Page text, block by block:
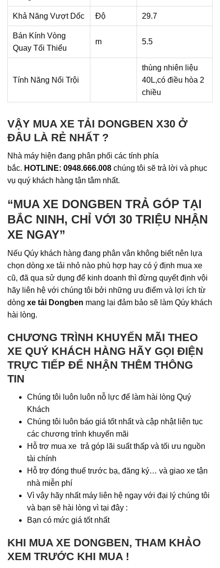
Khả Năng Vượt Dốc Độ 29.7
Bán Kính Vòng
Quay Tối Thiểu
m 5.5
Tính Năng Nổi Trội
thùng nhiên liệu
40L,có điều hòa 2
chiều
VẬY MUA XE TẢI DONGBEN X30 Ở
ĐÂU LÀ RẺ NHẤT ?
Nhà máy hiện đang phân phối các tính phía
bắc. HOTLINE: 0948.666.008 chúng tôi sẽ trả lời và phục
vụ quý khách hàng tận tâm nhất.
“MUA XE DONGBEN TRẢ GÓP TẠI
BẮC NINH, CHỈ VỚI 30 TRIỆU NHẬN
XE NGAY”
Nếu Qúy khách hàng đang phân vân không biết nên lựa
chọn dòng xe tải nhỏ nào phù hợp hay có ý định mua xe
cũ, đã qua sử dụng để kinh doanh thì đừng quyết định vội
hãy liên hệ với chúng tôi bởi những ưu điểm và lợi ích từ
dòng xe tải Dongben mang lại đảm bảo sẽ làm Qúy khách
hài lòng.
CHƯƠNG TRÌNH KHUYẾN MÃI THEO
XE QUÝ KHÁCH HÀNG HÃY GỌI ĐIỆN
TRỰC TIẾP ĐỂ NHẬN THÊM THÔNG
TIN
Chúng tôi luôn luôn nỗ lực để làm hài lòng Quý
Khách
Chúng tôi luôn báo giá tốt nhất và cập nhật liên tục
các chương trình khuyến mãi
Hỗ trợ mua xe trả góp lãi suất thấp và tối ưu nguồn
tài chính
Hỗ trợ đóng thuế trước bạ, đăng ký… và giao xe tận
nhà miễn phí
Vì vậy hãy nhất máy liên hệ ngay với đại lý chúng tôi
và bạn sẽ hài lòng vì tại đây :
Bạn có mức giá tốt nhất
KHI MUA XE DONGBEN, THAM KHẢO
XEM TRƯỚC KHI MUA !